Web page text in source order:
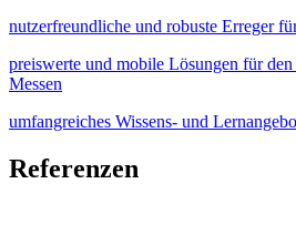
nutzerfreundliche und robuste Erreger
preiswerte und mobile Lösungen für
Messen
umfangreiches Wissens- und
Referenzen